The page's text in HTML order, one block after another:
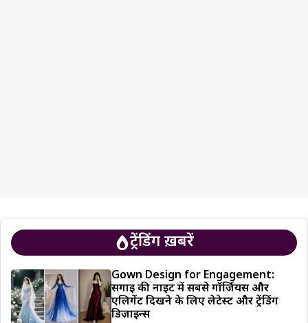
ट्रेंडिंग ख़बरें
Gown Design for Engagement:
सगाई की नाइट में सबसे गॉर्जियस और
एलिगेंट दिखने के लिए लेटेस्ट और ट्रेंडिंग
डिज़ाइन्स